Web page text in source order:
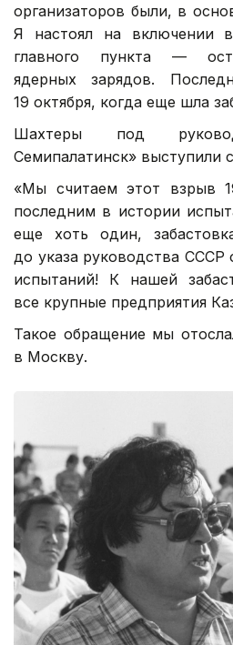
организаторов были, в
Я настоял на включении
главного пункта —
ядерных зарядов.
19 октября, когда еще шла
Шахтеры под
Семипалатинск» выступили
«Мы считаем этот взрыв
последним в истории
еще хоть один,
до указа руководства
испытаний! К нашей
все крупные предприятия
Такое обращение мы
в Москву.